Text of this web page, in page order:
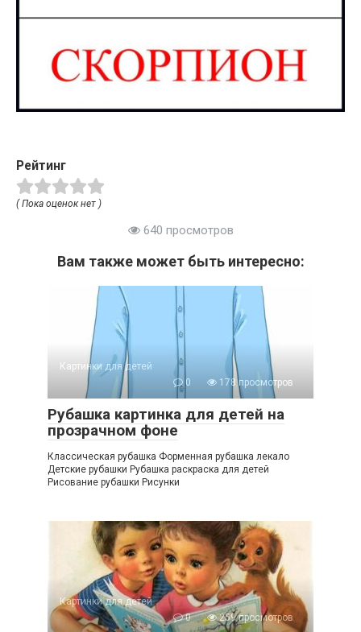
Рейтинг
( Пока оценок нет )
640 просмотров
Вам также может быть интересно:
Картинки для детей
0
178 просмотров
Рубашка картинка для детей на
прозрачном фоне
Классическая рубашка Форменная рубашка лекало
Детские рубашки Рубашка раскраска для детей
Рисование рубашки Рисунки
Картинки для детей
0
259 просмотров